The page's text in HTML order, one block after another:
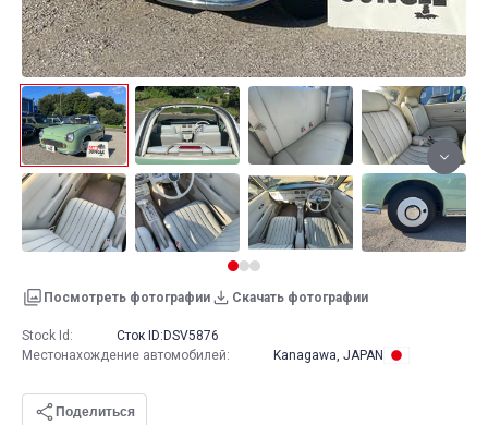
Посмотреть фотографии Скачать фотографии
Stock Id: Сток ID: DSV5876
Местонахождение автомобилей: Kanagawa, JAPAN
Поделиться